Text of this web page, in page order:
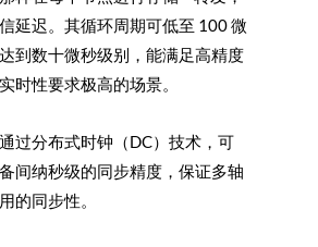
延迟。其循环周期可低至 100 微
到数十微秒级别，能满足高精度
时性要求极高的场景。
过分布式时钟（DC）技术，可
间纳秒级的同步精度，保证多轴
的同步性。